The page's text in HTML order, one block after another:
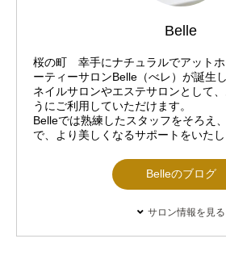
Belle
桜の町 幸手にナチュラルでアットホ
ーティーサロンBelle（べレ）が誕生し
ネイルサロンやエステサロンとして
うにご利用していただけます。
Belleでは熟練したスタッフをそろえ
で、より美しくなるサポートをいたし
Belleのブログ
サロン情報を見る